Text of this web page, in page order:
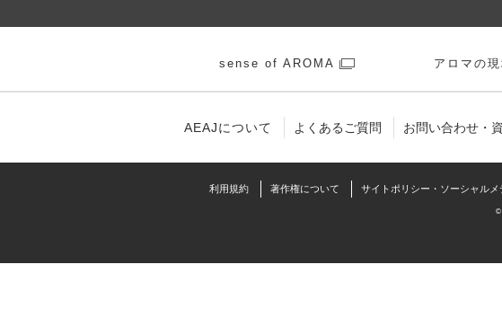
sense of AROMA アロマの現
AEAJについて よくあるご質問 お問い合わせ・
利⽤規約 著作権について サイトポリシー・ソーシャルメ
©